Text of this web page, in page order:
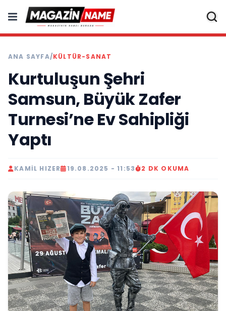
ANA SAYFA/KÜLTÜR-SANAT
Kurtuluşun Şehri
Samsun, Büyük Zafer
Turnesi’ne Ev Sahipliği
Yaptı
KAMIL HIZER 19.08.2025 - 11:53 2 DK OKUMA